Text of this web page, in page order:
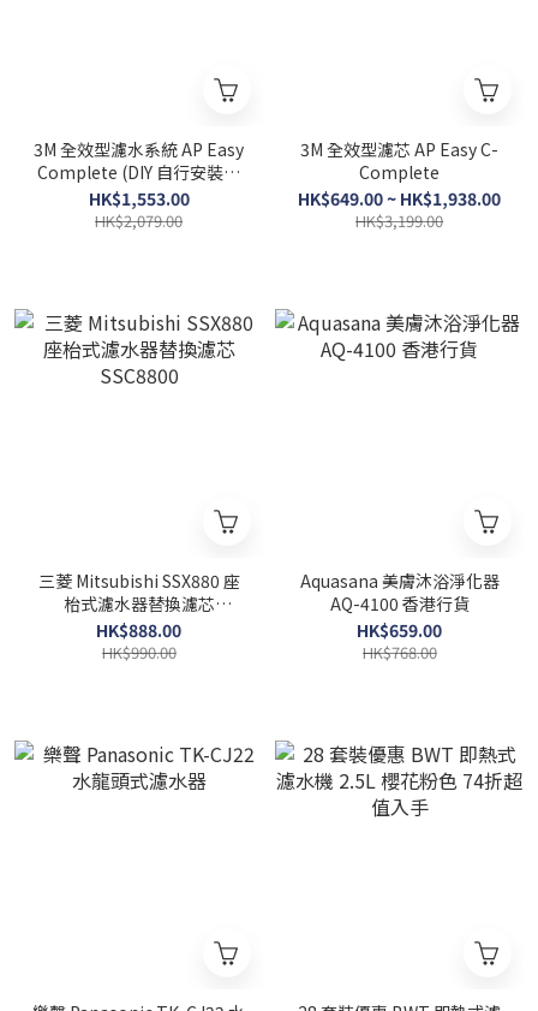
3M 全效型濾水系統 AP Easy
Complete (DIY 自行安裝分
流器) 香港行貨
HK$1,553.00
HK$2,079.00
3M 全效型濾芯 AP Easy C-
Complete
HK$649.00 ~ HK$1,938.00
HK$3,199.00
三菱 Mitsubishi SSX880 座
枱式濾水器替換濾芯
SSC8800
HK$888.00
HK$990.00
Aquasana 美膚沐浴淨化器
AQ-4100 香港行貨
HK$659.00
HK$768.00